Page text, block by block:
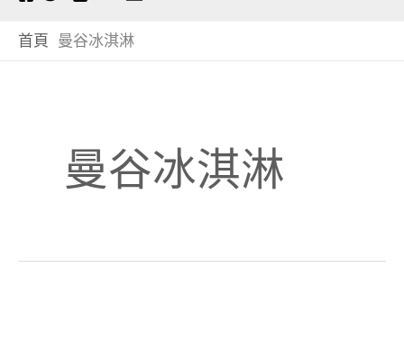
首頁 曼谷冰淇淋
曼谷冰淇淋